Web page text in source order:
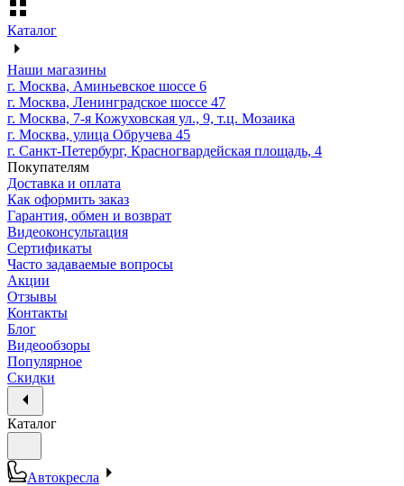
Каталог
Наши магазины
г. Москва, Аминьевское шоссе 6
г. Москва, Ленинградское шоссе 47
г. Москва, 7-я Кожуховская ул., 9, т.ц. Мозаика
г. Москва, улица Обручева 45
г. Санкт-Петербург, Красногвардейская площадь, 4
Покупателям
Доставка и оплата
Как оформить заказ
Гарантия, обмен и возврат
Видеоконсультация
Сертификаты
Часто задаваемые вопросы
Акции
Отзывы
Контакты
Блог
Видеообзоры
Популярное
Скидки
Каталог
Автокресла